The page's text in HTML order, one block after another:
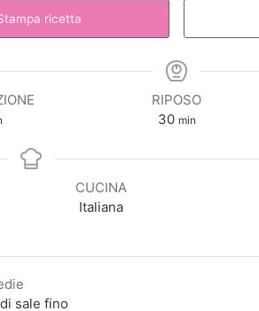
ricetta
RIPOSO
30minuti
min
CUCINA
Italiana
di sale fino